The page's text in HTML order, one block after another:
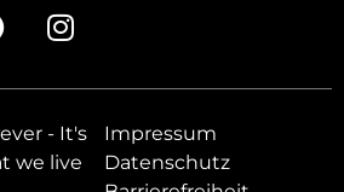
- It's
we live
Impressum
Datenschutz